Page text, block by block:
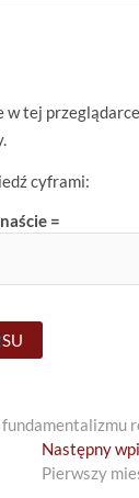
w tej
cyframi:
=
Następny
Pierwszy